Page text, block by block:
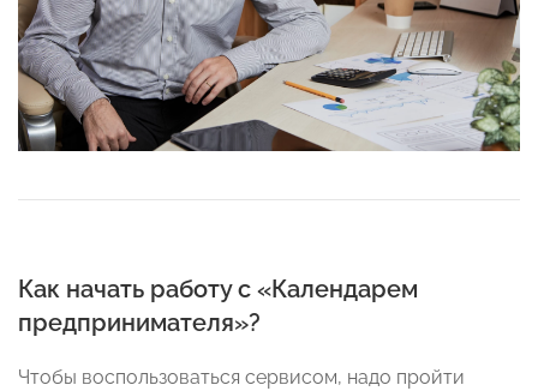
Как начать работу с «Календарем
предпринимателя»?
Чтобы воспользоваться сервисом, надо пройти